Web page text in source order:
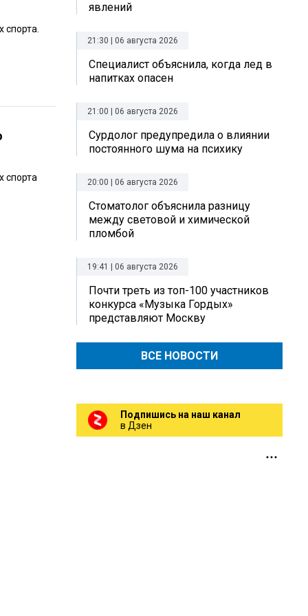
спорта.
спорта
явлений
21:30 | 06 августа 2026
Специалист объяснила, когда лед в
напитках опасен
21:00 | 06 августа 2026
Сурдолог предупредила о влиянии
постоянного шума на психику
20:00 | 06 августа 2026
Стоматолог объяснила разницу
между световой и химической
пломбой
19:41 | 06 августа 2026
Почти треть из топ-100 участников
конкурса «Музыка Гордых»
представляют Москву
ВСЕ НОВОСТИ
Подпишись на наш канал
в Дзен